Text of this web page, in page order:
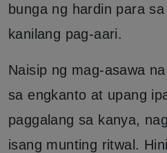
bunga ng hardin para
kanilang pag-aari.
Naisip ng mag-asawa
sa engkanto at upang
paggalang sa kanya,
isang munting ritwal.